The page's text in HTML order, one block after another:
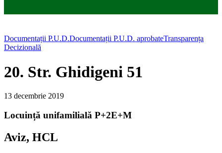
Documentații P.U.D.Documentații P.U.D. aprobateTransparența
Decizională
20. Str. Ghidigeni 51
13 decembrie 2019
Locuință unifamilială P+2E+M
Aviz, HCL